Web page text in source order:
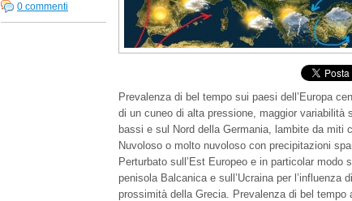
0 commenti
Prevalenza di bel tempo sui paesi dell’Europa
di un cuneo di alta pressione, maggior variabilità
bassi e sul Nord della Germania, lambite da miti
Nuvoloso o molto nuvoloso con precipitazioni
Perturbato sull’Est Europeo e in particolar modo
penisola Balcanica e sull’Ucraina per l’influenza
prossimitàdella Grecia. Prevalenza di bel tempo